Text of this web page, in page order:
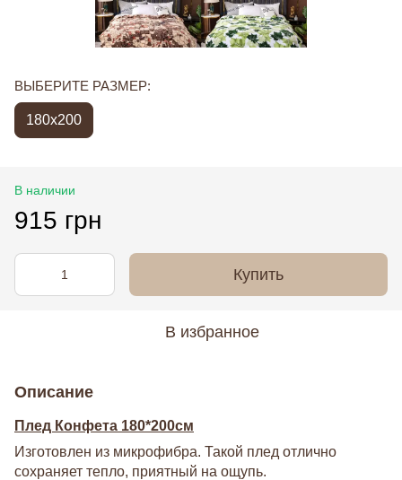
ВЫБЕРИТЕ РАЗМЕР:
180x200
В наличии
915 грн
Купить
В избранное
Описание
Плед Конфета 180*200см
Изготовлен из микрофибра. Такой плед отлично
сохраняет тепло, приятный на ощупь.